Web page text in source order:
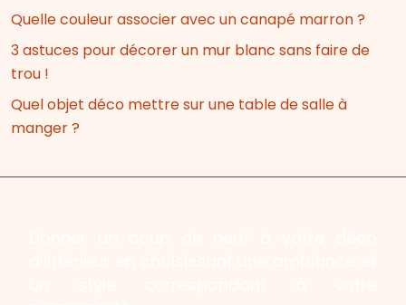
Quelle couleur associer avec un canapé marron ?
3 astuces pour décorer un mur blanc sans faire de
trou !
Quel objet déco mettre sur une table de salle à
manger ?